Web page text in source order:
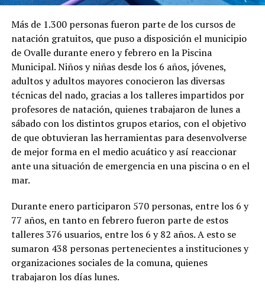
Más de 1.300 personas fueron parte de los cursos de
natación gratuitos, que puso a disposición el municipio
de Ovalle durante enero y febrero en la Piscina
Municipal. Niños y niñas desde los 6 años, jóvenes,
adultos y adultos mayores conocieron las diversas
técnicas del nado, gracias a los talleres impartidos por
profesores de natación, quienes trabajaron de lunes a
sábado con los distintos grupos etarios, con el objetivo
de que obtuvieran las herramientas para desenvolverse
de mejor forma en el medio acuático y así reaccionar
ante una situación de emergencia en una piscina o en el
mar.
Durante enero participaron 570 personas, entre los 6 y
77 años, en tanto en febrero fueron parte de estos
talleres 376 usuarios, entre los 6 y 82 años. A esto se
sumaron 438 personas pertenecientes a instituciones y
organizaciones sociales de la comuna, quienes
trabajaron los días lunes.